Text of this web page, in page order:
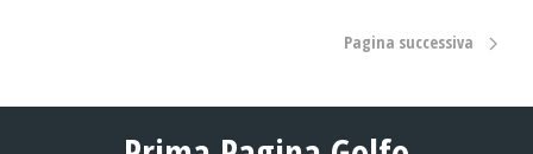
Pagina successiva